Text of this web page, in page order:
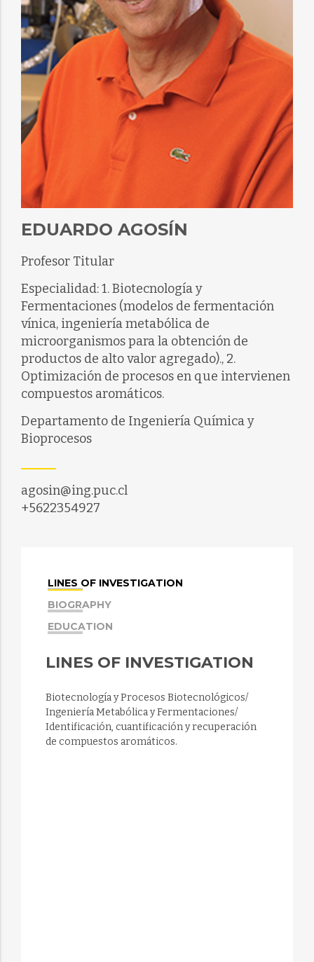
EDUARDO AGOSÍN
Profesor Titular
Especialidad: 1. Biotecnología y
Fermentaciones (modelos de fermentación
vínica, ingeniería metabólica de
microorganismos para la obtención de
productos de alto valor agregado)., 2.
Optimización de procesos en que intervienen
compuestos aromáticos.
Departamento de Ingeniería Química y
Bioprocesos
agosin@ing.puc.cl
+5622354927
LINES OF INVESTIGATION
BIOGRAPHY
EDUCATION
LINES OF INVESTIGATION
Biotecnología y Procesos Biotecnológicos/
Ingeniería Metabólica y Fermentaciones/
Identificación, cuantificación y recuperación
de compuestos aromáticos.